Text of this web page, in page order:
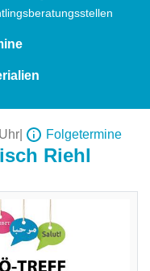
Folgetermine
Riehl